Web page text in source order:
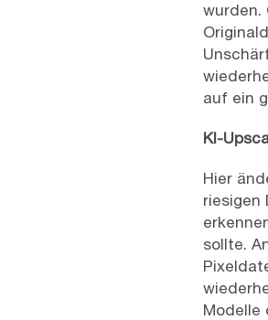
wurden.
auf ein
KI-
Hier
riesigen
sollte.
Modelle